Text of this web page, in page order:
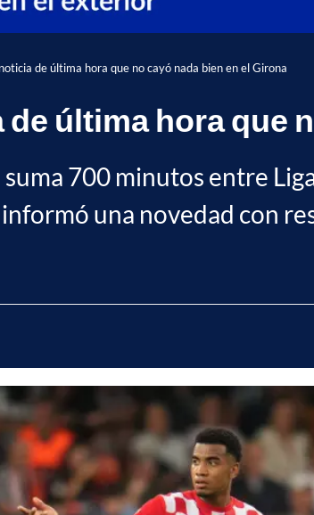
de última hora que no cayó nada bien en el Girona
última hora que
700 minutos entre
una novedad con